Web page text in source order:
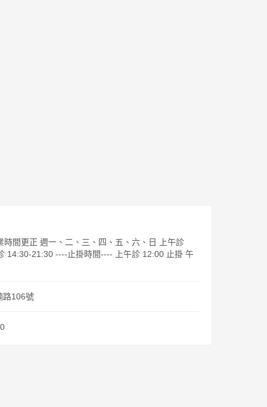
時間更正 週一、二、三、四、五、六、日 上午診
14:30-21:30 ----止掛時間---- 上午診 12:00 止掛 午
路106號